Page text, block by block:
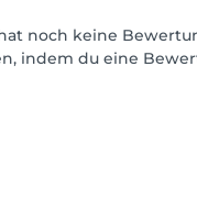
noch keine
indem du eine